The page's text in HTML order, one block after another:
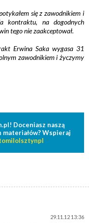
się z zawodnikiem i
kontraktu, na dogodnych
tego nie zaakceptował.
Erwina Saka wygasa 31
zawodnikiem i życzymy
Doceniasz naszą
materiałów? Wspieraj
29.11.12 13:36